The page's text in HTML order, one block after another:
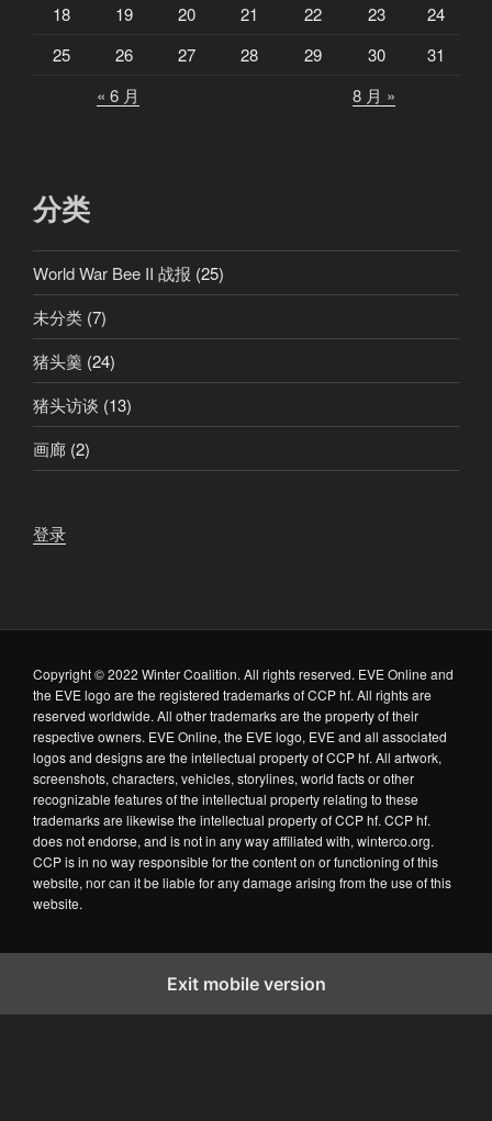
18
19 20 21 22 23
24
25
26 27 28 29 30
31
« 6 月
8 月 »
分类
World War Bee II 战报 (25)
未分类 (7)
猪头羹 (24)
猪头访谈 (13)
画廊 (2)
登录
Copyright © 2022 Winter Coalition. All rights reserved. EVE Online and
the EVE logo are the registered trademarks of CCP hf. All rights are
reserved worldwide. All other trademarks are the property of their
respective owners. EVE Online, the EVE logo, EVE and all associated
logos and designs are the intellectual property of CCP hf. All artwork,
screenshots, characters, vehicles, storylines, world facts or other
recognizable features of the intellectual property relating to these
trademarks are likewise the intellectual property of CCP hf. CCP hf.
does not endorse, and is not in any way affiliated with, winterco.org.
CCP is in no way responsible for the content on or functioning of this
website, nor can it be liable for any damage arising from the use of this
website.
Exit mobile version